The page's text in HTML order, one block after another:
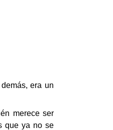
era un
merece ser
que ya no se